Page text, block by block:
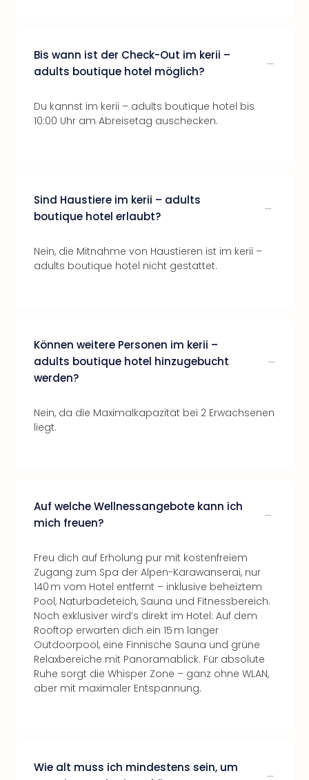
Bis wann ist der Check-Out im kerii –
adults boutique hotel möglich?
Du kannst im kerii – adults boutique hotel bis
10:00 Uhr am Abreisetag auschecken.
Sind Haustiere im kerii – adults
boutique hotel erlaubt?
Nein, die Mitnahme von Haustieren ist im kerii –
adults boutique hotel nicht gestattet.
Können weitere Personen im kerii –
adults boutique hotel hinzugebucht
werden?
Nein, da die Maximalkapazität bei 2 Erwachsenen
liegt.
Auf welche Wellnessangebote kann ich
mich freuen?
Freu dich auf Erholung pur mit kostenfreiem
Zugang zum Spa der Alpen-Karawanserai, nur
140 m vom Hotel entfernt – inklusive beheiztem
Pool, Naturbadeteich, Sauna und Fitnessbereich.
Noch exklusiver wird’s direkt im Hotel: Auf dem
Rooftop erwarten dich ein 15 m langer
Outdoorpool, eine Finnische Sauna und grüne
Relaxbereiche mit Panoramablick. Für absolute
Ruhe sorgt die Whisper Zone – ganz ohne WLAN,
aber mit maximaler Entspannung.
Wie alt muss ich mindestens sein, um